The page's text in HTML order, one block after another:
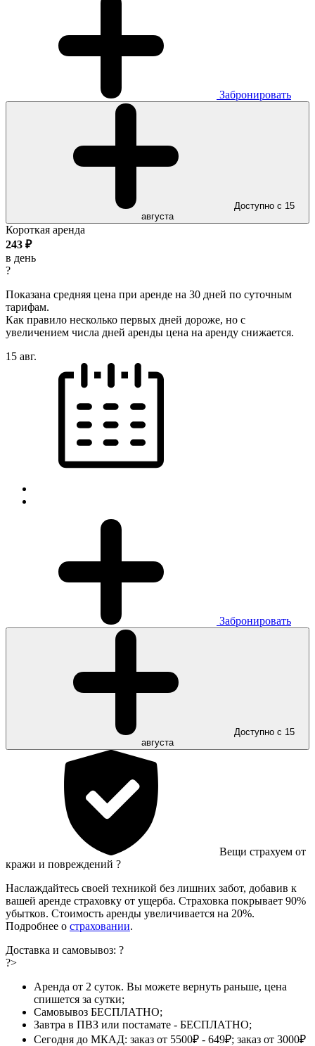
Забронировать
Доступно с 15
августа
Короткая аренда
243 ₽
в день
?
Показана средняя цена при аренде на 30 дней по суточным
тарифам.
Как правило несколько первых дней дороже, но с
увеличением числа дней аренды цена на аренду снижается.
15 авг.
Забронировать
Доступно с 15
августа
Вещи страхуем от
кражи и повреждений ?
Наслаждайтесь своей техникой без лишних забот, добавив к
вашей аренде страховку от ущерба. Страховка покрывает 90%
убытков. Стоимость аренды увеличивается на 20%.
Подробнее о страховании.
Доставка и самовывоз: ?
?>
Аренда от 2 суток. Вы можете вернуть раньше, цена
спишется за сутки;
Самовывоз БЕСПЛАТНО;
Завтра в ПВЗ или постамате - БЕСПЛАТНО;
Сегодня до МКАД: заказ от 5500₽ - 649₽; заказ от 3000₽